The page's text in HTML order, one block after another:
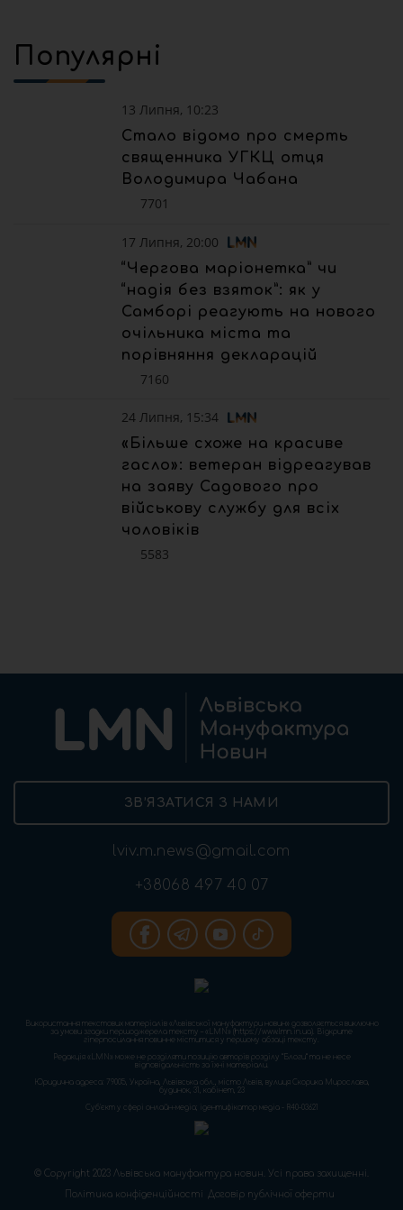
Популярні
13 Липня, 10:23
Стало відомо про смерть
священника УГКЦ отця
Володимира Чабана
7701
17 Липня, 20:00
“Чергова маріонетка” чи
“надія без взяток”: як у
Самборі реагують на нового
очільника міста та
порівняння декларацій
7160
24 Липня, 15:34
«Більше схоже на красиве
гасло»: ветеран відреагував
на заяву Садового про
військову службу для всіх
чоловіків
5583
ЗВ’ЯЗАТИСЯ З НАМИ
lviv.m.news@gmail.com
+38068 497 40 07
Використання текстових матеріалів «Львівської мануфактури новин» дозволяється виключно
за умови згадки першоджерела тексту – «LMN» (https://www.lmn.in.ua). Відкрите
гіперпосилання повинне міститися у першому абзаці тексту.
Редакція «LMN» може не розділяти позицію авторів розділу “Блоги” та не несе
відповідальність за їхні матеріали.
Юридична адреса: 79005, Україна, Львівська обл., місто Львів, вулиця Скорика Мирослава,
будинок, 31, кабінет, 23
Cуб'єкт у сфері онлайн-медіа; ідентифікатор медіа - R40-03621
© Copyright 2023 Львівська мануфактура новин. Усі права захищенні.
Політика конфіденційності Договір публічної оферти